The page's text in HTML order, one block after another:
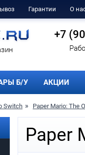
Гарантии О
+7
Б/У АКЦИИ
Switch Paper Mario: The
Paper